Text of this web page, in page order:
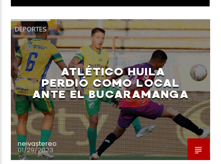
TÍTULO
ARTISTA
Neiva Estereo
DEPORTES
ATLÉTICO HUILA
PERDIÓ COMO LOCAL
ANTE EL BUCARAMANGA
neivastereo
01/29/2023